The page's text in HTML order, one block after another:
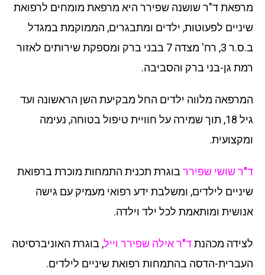
מרפאת ד"ר שושנה שפירר היא מרפאת מומחים לרפואת
שיניים לפעוטות, ילדים ומתבגרים, הממוקמת במגדל
ב.ס.ר 3, רח' מצדה 7 בבני ברק ומספקת שירותים לאזור
רמת גן-בני ברק והסביבה.
המרפאה מלווה ילדים החל מבקיעת השן הראשונה ועד
גיל 18,
תוך שמירה על חוויית טיפול בטוחה, נעימה
ומקצועית.
ד"ר שושי שפירר בוגרת תכנית התמחות מוכרת ברפואת
שיניים לילדים, ומשלבת ידע רפואי מעמיק עם גישה
אנושית ומותאמת לכל ילד וילדה.
לצידה מכהנתד"ר אילה שפירר וייל, בוגרת האוניברסיטה
העברית-הדסה בהתמחות רפואת שיניים לילדים.